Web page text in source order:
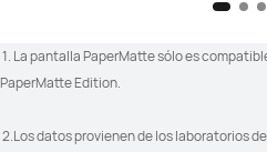
PaperMatte Edition.